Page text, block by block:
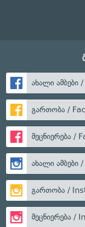
ახალი ამბები
გართობა /
მეცნიერება /
ახალი
გართობა /
მეცნიერება /